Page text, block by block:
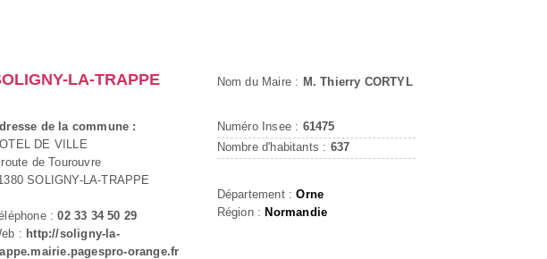
LA-TRAPPE
de la commune :
DE VILLE
de Tourouvre
SOLIGNY-LA-TRAPPE
:02 33 34 50 29
: http://soligny-la-
orange.fr
Nom du Maire : M. Thierry CORTYL
Numéro Insee : 61475
Nombre d'habitants : 637
Département :Orne
Région : Normandie